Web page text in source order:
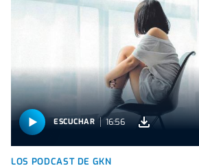
ESCUCHAR 16:56
LOS PODCAST DE GKN